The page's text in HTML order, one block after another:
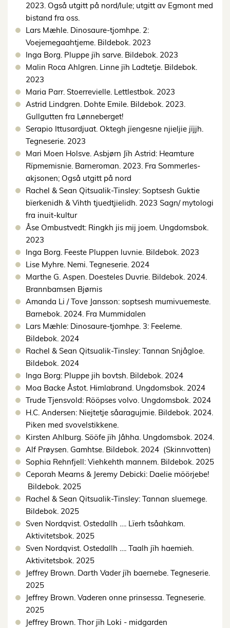
2023. Også utgitt på nord/lule; utgitt av Egmont med
bistand fra oss.
Lars Mæhle. Dinosaure-tjomhpe. 2:
Voejemegaahtjeme. Bildebok. 2023
Inga Borg. Pluppe jïh sarve. Bildebok. 2023
Malin Roca Ahlgren. Linne jïh Ladtetje. Bildebok.
2023
Maria Parr. Stoerrevielle. Lettlestbok. 2023
Astrid Lindgren. Dohte Emile. Bildebok. 2023.
Gullgutten fra Lønneberget!
Serapio Ittusardjuat. Oktegh jïengesne njieljie jïjjh.
Tegneserie. 2023
Mari Moen Holsve. Asbjørn Jïh Astrid: Heamture
Rïpmemisnie. Barneroman. 2023. Fra Sommerles-
akjsonen; Også utgitt på nord
Rachel & Sean Qitsualik-Tinsley: Soptsesh Guktie
bïerkenidh & Vihth tjuedtjielidh. 2023 Sagn/ mytologi
fra inuit-kultur
Åse Ombustvedt: Ringkh jis mij joem. Ungdomsbok.
2023
Inga Borg. Feeste Pluppen luvnie. Bildebok. 2023
Lise Myhre. Nemi. Tegneserie. 2024
Marthe G. Aspen. Doesteles Duvrie. Bildebok. 2024.
Brannbamsen Bjørnis
Amanda Li / Tove Jansson: soptsesh mumivuemeste.
Barnebok. 2024. Fra Mummidalen
Lars Mæhle: Dinosaure-tjomhpe. 3: Feeleme.
Bildebok. 2024
Rachel & Sean Qitsualik-Tinsley: Tannan Snjågloe.
Bildebok. 2024
Inga Borg: Pluppe jih bovtsh. Bildebok. 2024
Moa Backe Åstot. Himlabrand. Ungdomsbok. 2024
Trude Tjensvold: Rööpses volvo. Ungdomsbok. 2024
H.C. Andersen: Niejtetje såaragujmie. Bildebok. 2024.
Piken med svovelstikkene.
Kirsten Ahlburg. Sööfe jïh Jåhha. Ungdomsbok. 2024.
Alf Prøysen. Gamhtse. Bildebok. 2024 (Skinnvotten)
Sophia Rehnfjell: Viehkehth mannem. Bildebok. 2025
Ceporah Mearns & Jeremy Debicki: Daelie möörjebe!
Bildebok. 2025
Rachel & Sean Qitsualik-Tinsley: Tannan sluemege.
Bildebok. 2025
Sven Nordqvist. Ostedallh …. Lïerh tsåahkam.
Aktivitetsbok. 2025
Sven Nordqvist. Ostedallh …. Taalh jïh haemieh.
Aktivitetsbok. 2025
Jeffrey Brown. Darth Vader jïh baernebe. Tegneserie.
2025
Jeffrey Brown. Vaderen onne prinsessa. Tegneserie.
2025
Jeffrey Brown. Thor jïh Loki - midgarden